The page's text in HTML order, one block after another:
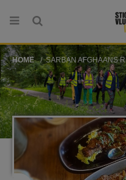
HOME SARBAN AFGHAANS